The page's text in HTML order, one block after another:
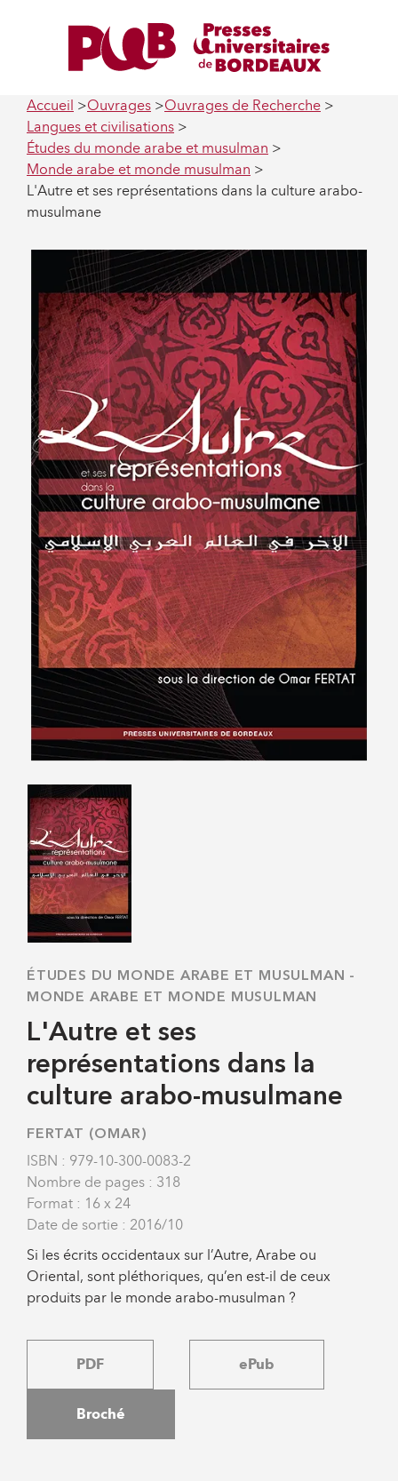
Accueil Ouvrages
Ouvrages de Recherche
Langues et civilisations
Études du monde arabe et musulman
Monde arabe et monde musulman
L'Autre et ses représentations dans la culture arabo-
musulmane
ÉTUDES DU MONDE ARABE ET MUSULMAN -
MONDE ARABE ET MONDE MUSULMAN
L'Autre et ses
représentations dans la
culture arabo-musulmane
FERTAT (OMAR)
ISBN : 979-10-300-0083-2
Nombre de pages : 318
Format : 16 x 24
Date de sortie : 2016/10
Si les écrits occidentaux sur l’Autre, Arabe ou
Oriental, sont pléthoriques, qu’en est-il de ceux
produits par le monde arabo-musulman ?
PDF ePub
Broché